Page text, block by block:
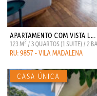
APARTAMENTO COM VISTA L...
123 M2 / 3 QUARTOS (1 SUITE) / 2
RU: 9857 - VILA MADALENA